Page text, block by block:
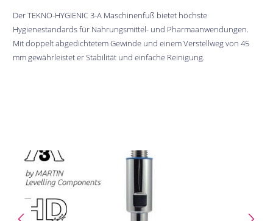
Der TEKNO-HYGIENIC 3-A Maschinenfuß bietet höchste
Hygienestandards für Nahrungsmittel- und Pharmaanwendungen.
Mit doppelt abgedichtetem Gewinde und einem Verstellweg von 45
mm gewährleistet er Stabilität und einfache Reinigung.
Bildergalerie überspringen